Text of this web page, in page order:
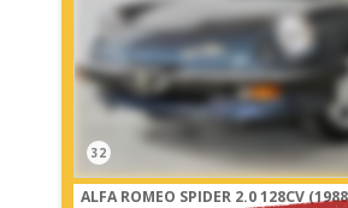
32
ALFA ROMEO SPIDER 2.0 128CV